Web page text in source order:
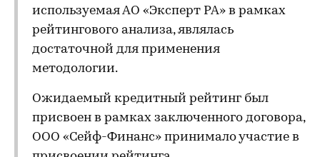
используемая АО «Эксперт РА» в рамках
рейтингового анализа, являлась
достаточной для применения
методологии.
Ожидаемый кредитный рейтинг был
присвоен в рамках заключенного договора,
ООО «Сейф-Финанс» принимало участие в